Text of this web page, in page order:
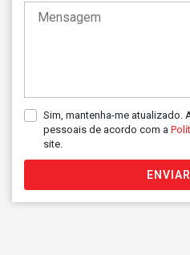
Sim, mantenha-me
pessoais de acordo com a
site.
ENVIAR